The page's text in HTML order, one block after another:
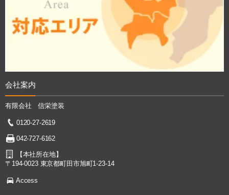
会社案内
有限会社 信栄塗装
0120-27-2619
042-727-6162
【本社所在地】
〒194-0023 東京都町田市旭町1-23-14
Access